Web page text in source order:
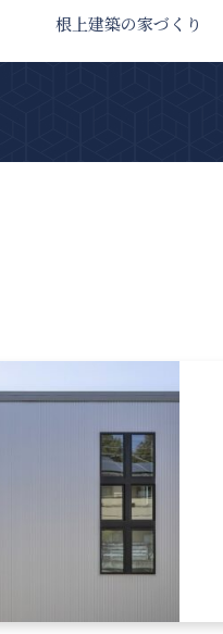
根上建築の家づくり